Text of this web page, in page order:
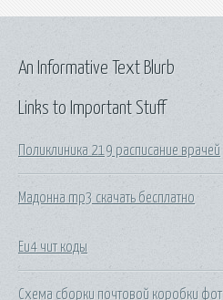
Links to Important Stuff
Поликлиника 219 расписание врачей
Мадонна mp3 скачать бесплатно
Eu4 чит коды
Схема сборки почтовой коробки
An Informative Text Blurb